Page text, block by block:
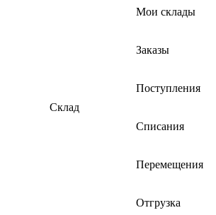
Склад
Мои склады
Заказы
Поступления
Списания
Перемещения
Отгрузка